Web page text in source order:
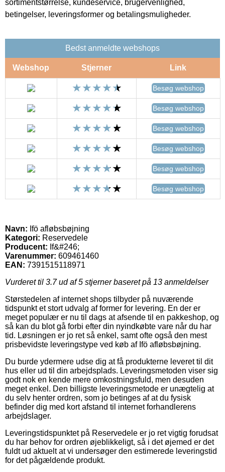
sortimentstørrelse, kundeservice, brugervenlighed,
betingelser, leveringsformer og betalingsmuligheder.
Bedst anmeldte webshops
Webshop Stjerner Link
Besøg webshop
Besøg webshop
Besøg webshop
Besøg webshop
Besøg webshop
Besøg webshop
Navn: Ifö afløbsbøjning
Kategori: Reservedele
Producent: If&#246;
Varenummer: 609461460
EAN: 7391515118971
Vurderet til 3.7ud af 5 stjerner baseret på 13 anmeldelser
Størstedelen af internet shops tilbyder på nuværende
tidspunkt et stort udvalg af former for levering. En der er
meget populær er nu til dags at afsende til en pakkeshop, og
så kan du blot gå forbi efter din nyindkøbte vare når du har
tid. Løsningen er jo ret så enkel, samt ofte også den mest
prisbevidste leveringstype ved køb af Ifö afløbsbøjning.
Du burde ydermere udse dig at få produkterne leveret til dit
hus eller ud til din arbejdsplads. Leveringsmetoden viser sig
godt nok en kende mere omkostningsfuld, men desuden
meget enkel. Den billigste leveringsmetode er unægtelig at
du selv henter ordren, som jo betinges af at du fysisk
befinder dig med kort afstand til internet forhandlerens
arbejdslager.
Leveringstidspunktet på Reservedele er jo ret vigtig forudsat
du har behov for ordren øjeblikkeligt, så i det øjemed er det
fuldt ud aktuelt at vi undersøger den estimerede leveringstid
for det pågældende produkt.